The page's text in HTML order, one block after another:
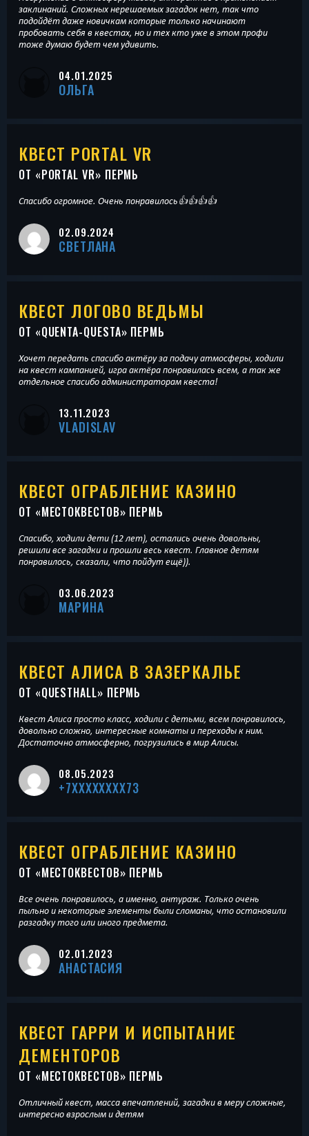
заклинаний. Сложных нерешаемых загадок нет, так что
подойдёт даже новичкам которые только начинают
пробовать себя в квестах, но и тех кто уже в этом профи
тоже думаю будет чем удивить.
04.01.2025
ОЛЬГА
КВЕСТ PORTAL VR
ОТ «PORTAL VR» ПЕРМЬ
Спасибо огромное. Очень понравилось👍👍👍👍
02.09.2024
СВЕТЛАНА
КВЕСТ ЛОГОВО ВЕДЬМЫ
ОТ «QUENTA-QUESTA» ПЕРМЬ
Хочет передать спасибо актёру за подачу атмосферы, ходили
на квест кампанией, игра актёра понравилась всем, а так же
отдельное спасибо администраторам квеста!
13.11.2023
VLADISLAV
КВЕСТ ОГРАБЛЕНИЕ КАЗИНО
ОТ «МЕСТОКВЕСТОВ» ПЕРМЬ
Спасибо, ходили дети (12 лет), остались очень довольны,
решили все загадки и прошли весь квест. Главное детям
понравилось, сказали, что пойдут ещё)).
03.06.2023
МАРИНА
КВЕСТ АЛИСА В ЗАЗЕРКАЛЬЕ
ОТ «QUESTHALL» ПЕРМЬ
Квест Алиса просто класс, ходили с детьми, всем понравилось,
довольно сложно, интересные комнаты и переходы к ним.
Достаточно атмосферно, погрузились в мир Алисы.
08.05.2023
+7XXXXXXXX73
КВЕСТ ОГРАБЛЕНИЕ КАЗИНО
ОТ «МЕСТОКВЕСТОВ» ПЕРМЬ
Все очень понравилось, а именно, антураж. Только очень
пыльно и некоторые элементы были сломаны, что остановили
разгадку того или иного предмета.
02.01.2023
АНАСТАСИЯ
КВЕСТ ГАРРИ И ИСПЫТАНИЕ
ДЕМЕНТОРОВ
ОТ «МЕСТОКВЕСТОВ» ПЕРМЬ
Отличный квест, масса впечатлений, загадки в меру сложные,
интересно взрослым и детям